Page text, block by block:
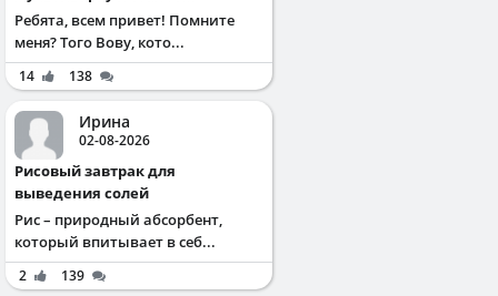
Ребята, всем привет! Помните
меня? Того Вову, кото...
14 138
Ирина
02-08-2026
Рисовый завтрак для
выведения солей
Рис – природный абсорбент,
который впитывает в себ...
2 139